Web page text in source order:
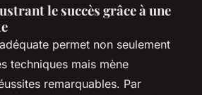
le succès grâce à une
permet non seulement
techniques mais mène
remarquables. Par